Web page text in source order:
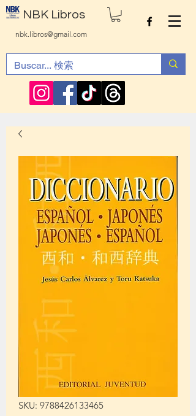
NBK Libros
nbk.libros@gmail.com
SKU: 9788426133465